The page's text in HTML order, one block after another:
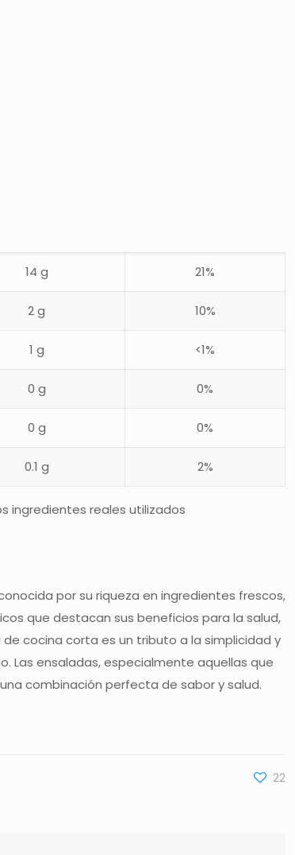
14 g 21%
2 g 10%
1 g <1%
0 g 0%
0 g 0%
0.1 g 2%
ingredientes reales utilizados
por su riqueza en ingredientes frescos,
que destacan sus beneficios para la salud,
cocina corta es un tributo a la simplicidad y
Las ensaladas, especialmente aquellas que
combinación perfecta de sabor y salud.
22